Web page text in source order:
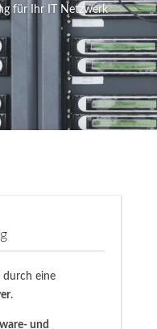
für Ihr IT Netzwerk
eine
.
und